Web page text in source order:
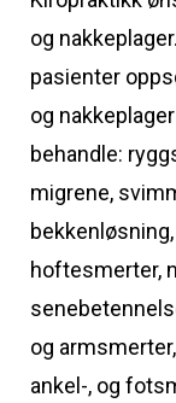
og
pasienter
og
behandle:
migrene,
hoftesmerter,
og
ankel-, og